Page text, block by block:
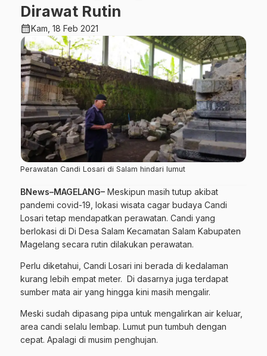
Dirawat Rutin
calendar_monthKam, 18 Feb 2021
Perawatan Candi Losari di Salam hindari lumut
BNews–MAGELANG– Meskipun masih tutup akibat
pandemi covid-19, lokasi wisata cagar budaya Candi
Losari tetap mendapatkan perawatan. Candi yang
berlokasi di Di Desa Salam Kecamatan Salam Kabupaten
Magelang secara rutin dilakukan perawatan.
Perlu diketahui, Candi Losari ini berada di kedalaman
kurang lebih empat meter. Di dasarnya juga terdapat
sumber mata air yang hingga kini masih mengalir.
Meski sudah dipasang pipa untuk mengalirkan air keluar,
area candi selalu lembap. Lumut pun tumbuh dengan
cepat. Apalagi di musim penghujan.